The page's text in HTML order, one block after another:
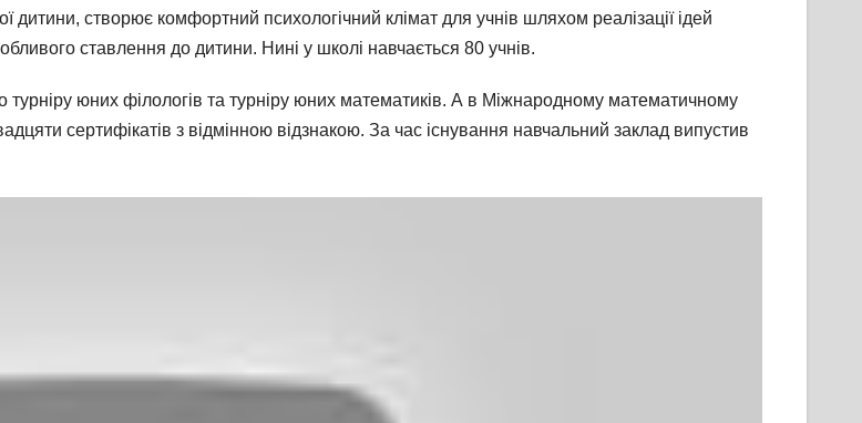
дитини, створює комфортний психологічний клімат для учнів шляхом реалізації ідей
ставлення до дитини. Нині у школі навчається 80 учнів.
юних філологів та турніру юних математиків. А в Міжнародному математичному
сертифікатів з відмінною відзнакою. За час існування навчальний заклад випустив